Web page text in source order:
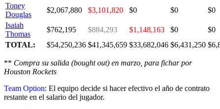
Toney
Douglas
$2,067,880 $3,101,820 $0 $0
$0
Isaiah
Thomas
$762,195 $884,293 $1,148,163 $0
$0
TOTAL:
$54,250,236 $41,345,659 $33,682,046 $6,431,250
** Compra su salida (bought out) en marzo, para fichar por
Houston Rockets
Team Option: El equipo decide si hacer efectivo el año de contrato
restante en el salario del jugador.